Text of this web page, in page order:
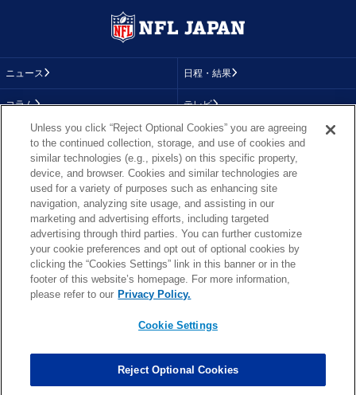
ニュース 日程・結果
コラム テレビ
画像
順位表
About NFL
More NFL 特集
TOP お問い合わせ FAQ
PHOTO BY AP Images / PHOTO BY Getty Images
Unless you click “Reject Optional Cookies” you are agreeing
to the continued collection, storage, and use of cookies and
similar technologies (e.g., pixels) on this specific property,
device, and browser. Cookies and similar technologies are
used for a variety of purposes such as enhancing site
navigation, analyzing site usage, and assisting in our
marketing and advertising efforts, including targeted
advertising through third parties. You can further customize
your cookie preferences and opt out of optional cookies by
clicking the “Cookies Settings” link in this banner or in the
footer of this website’s homepage. For more information,
please refer to our Privacy Policy.
Cookie Settings
Reject Optional Cookies